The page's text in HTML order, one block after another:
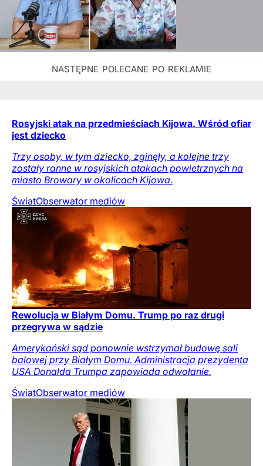
Rosyjski atak na przedmieściach Kijowa. Wśród ofiar
jest dziecko
Trzy osoby, w tym dziecko, zginęły, a kolejne trzy
zostały ranne w rosyjskich atakach powietrznych na
miasto Browary w okolicach Kijowa.
ŚwiatObserwator mediów
Rewolucja w Białym Domu. Trump po raz drugi
przegrywa w sądzie
Amerykański sąd ponownie wstrzymał budowę sali
balowej przy Białym Domu. Administracja prezydenta
USA Donalda Trumpa zapowiada odwołanie.
ŚwiatObserwator mediów